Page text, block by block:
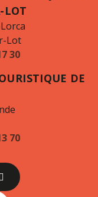
LOT
Lot
30
DE
70